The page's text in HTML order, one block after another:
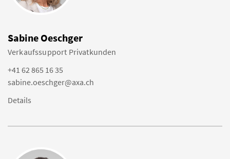
Sabine Oeschger
Verkaufssupport Privatkunden
+41 62 865 16 35
sabine.oeschger@axa.ch
Details